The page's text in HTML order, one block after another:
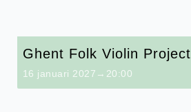
Ghent Folk Violin Project
16 januari 2027→20:00